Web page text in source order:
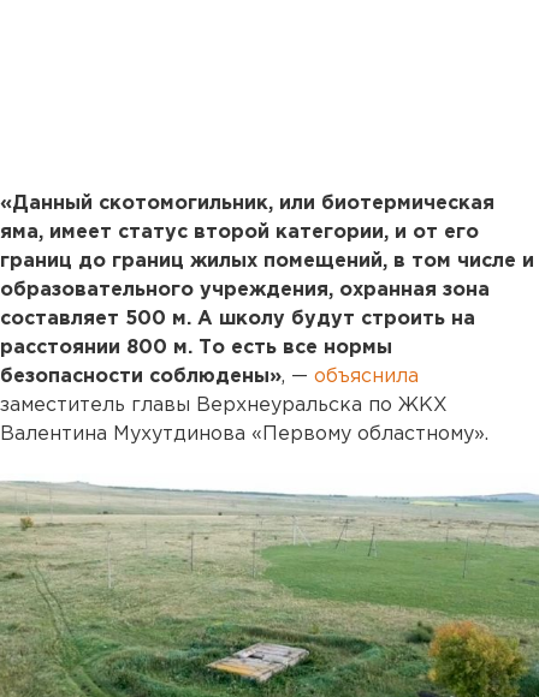
«Данный скотомогильник, или биотермическая
яма, имеет статус второй категории, и от его
границ до границ жилых помещений, в том числе и
образовательного учреждения, охранная зона
составляет 500 м. А школу будут строить на
расстоянии 800 м. То есть все нормы
безопасности соблюдены», — объяснила
заместитель главы Верхнеуральска по ЖКХ
Валентина Мухутдинова «Первому областному».